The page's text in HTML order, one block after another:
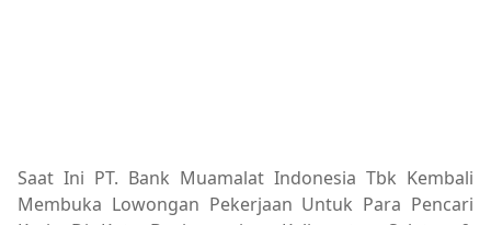
Saat Ini PT. Bank Muamalat Indonesia Tbk Kembali
Membuka Lowongan Pekerjaan Untuk Para Pencari